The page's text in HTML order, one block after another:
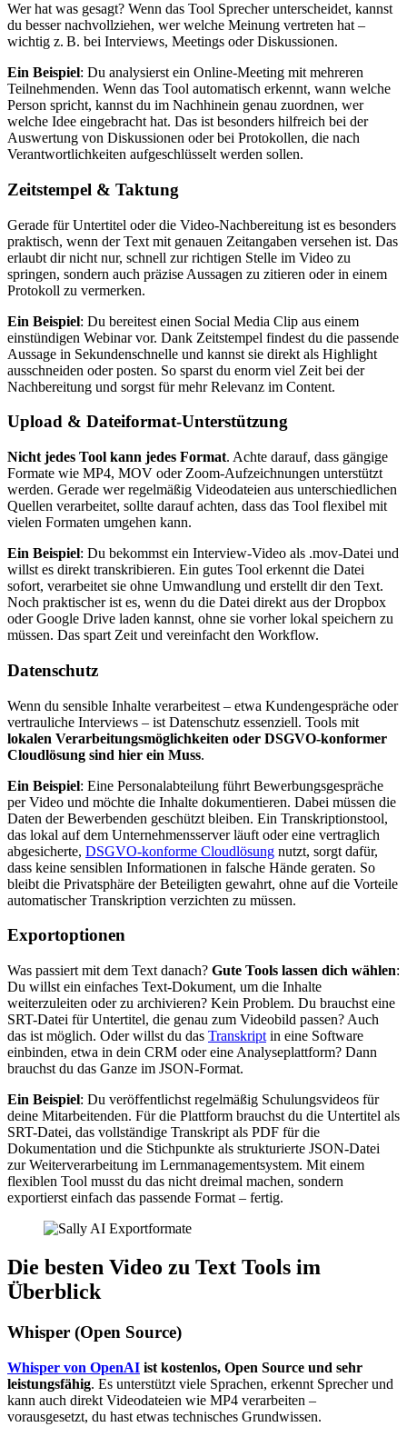
Wer hat was gesagt? Wenn das Tool Sprecher unterscheidet, kannst
du besser nachvollziehen, wer welche Meinung vertreten hat –
wichtig z. B. bei Interviews, Meetings oder Diskussionen.
Ein Beispiel: Du analysierst ein Online-Meeting mit mehreren
Teilnehmenden. Wenn das Tool automatisch erkennt, wann welche
Person spricht, kannst du im Nachhinein genau zuordnen, wer
welche Idee eingebracht hat. Das ist besonders hilfreich bei der
Auswertung von Diskussionen oder bei Protokollen, die nach
Verantwortlichkeiten aufgeschlüsselt werden sollen.
Zeitstempel & Taktung
Gerade für Untertitel oder die Video-Nachbereitung ist es besonders
praktisch, wenn der Text mit genauen Zeitangaben versehen ist. Das
erlaubt dir nicht nur, schnell zur richtigen Stelle im Video zu
springen, sondern auch präzise Aussagen zu zitieren oder in einem
Protokoll zu vermerken.
Ein Beispiel: Du bereitest einen Social Media Clip aus einem
einstündigen Webinar vor. Dank Zeitstempel findest du die passende
Aussage in Sekundenschnelle und kannst sie direkt als Highlight
ausschneiden oder posten. So sparst du enorm viel Zeit bei der
Nachbereitung und sorgst für mehr Relevanz im Content.
Upload & Dateiformat-Unterstützung
Nicht jedes Tool kann jedes Format. Achte darauf, dass gängige
Formate wie MP4, MOV oder Zoom-Aufzeichnungen unterstützt
werden. Gerade wer regelmäßig Videodateien aus unterschiedlichen
Quellen verarbeitet, sollte darauf achten, dass das Tool flexibel mit
vielen Formaten umgehen kann.
Ein Beispiel: Du bekommst ein Interview-Video als .mov-Datei und
willst es direkt transkribieren. Ein gutes Tool erkennt die Datei
sofort, verarbeitet sie ohne Umwandlung und erstellt dir den Text.
Noch praktischer ist es, wenn du die Datei direkt aus der Dropbox
oder Google Drive laden kannst, ohne sie vorher lokal speichern zu
müssen. Das spart Zeit und vereinfacht den Workflow.
Datenschutz
Wenn du sensible Inhalte verarbeitest – etwa Kundengespräche oder
vertrauliche Interviews – ist Datenschutz essenziell. Tools mit
lokalen Verarbeitungsmöglichkeiten oder DSGVO-konformer
Cloudlösung sind hier ein Muss.
Ein Beispiel: Eine Personalabteilung führt Bewerbungsgespräche
per Video und möchte die Inhalte dokumentieren. Dabei müssen die
Daten der Bewerbenden geschützt bleiben. Ein Transkriptionstool,
das lokal auf dem Unternehmensserver läuft oder eine vertraglich
abgesicherte, DSGVO-konforme Cloudlösung nutzt, sorgt dafür,
dass keine sensiblen Informationen in falsche Hände geraten. So
bleibt die Privatsphäre der Beteiligten gewahrt, ohne auf die Vorteile
automatischer Transkription verzichten zu müssen.
Exportoptionen
Was passiert mit dem Text danach? Gute Tools lassen dich wählen:
Du willst ein einfaches Text-Dokument, um die Inhalte
weiterzuleiten oder zu archivieren? Kein Problem. Du brauchst eine
SRT-Datei für Untertitel, die genau zum Videobild passen? Auch
das ist möglich. Oder willst du das Transkript in eine Software
einbinden, etwa in dein CRM oder eine Analyseplattform? Dann
brauchst du das Ganze im JSON-Format.
Ein Beispiel: Du veröffentlichst regelmäßig Schulungsvideos für
deine Mitarbeitenden. Für die Plattform brauchst du die Untertitel als
SRT-Datei, das vollständige Transkript als PDF für die
Dokumentation und die Stichpunkte als strukturierte JSON-Datei
zur Weiterverarbeitung im Lernmanagementsystem. Mit einem
flexiblen Tool musst du das nicht dreimal machen, sondern
exportierst einfach das passende Format – fertig.
Die besten Video zu Text Tools im
Überblick
Whisper (Open Source)
Whisper von OpenAI ist kostenlos, Open Source und sehr
leistungsfähig. Es unterstützt viele Sprachen, erkennt Sprecher und
kann auch direkt Videodateien wie MP4 verarbeiten –
vorausgesetzt, du hast etwas technisches Grundwissen.